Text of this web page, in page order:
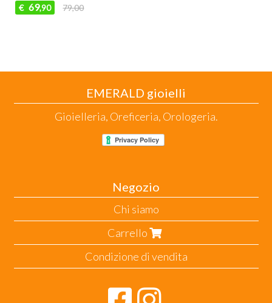
€ 69,90 79,00
EMERALD gioielli
Gioielleria, Oreficeria, Orologeria.
Negozio
Chi siamo
Carrello
Condizione di vendita